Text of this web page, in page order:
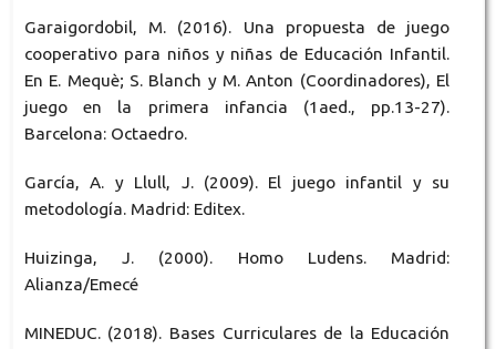
Garaigordobil, M. (2016). Una propuesta de juego
cooperativo para niños y niñas de Educación Infantil.
En E. Mequè; S. Blanch y M. Anton (Coordinadores), El
juego en la primera infancia (1aed., pp.13-27).
Barcelona: Octaedro.
García, A. y Llull, J. (2009). El juego infantil y su
metodología. Madrid: Editex.
Huizinga, J. (2000). Homo Ludens. Madrid:
Alianza/Emecé
MINEDUC. (2018). Bases Curriculares de la Educación